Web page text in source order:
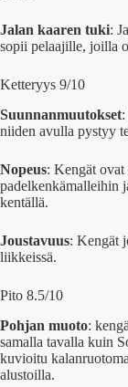
Jalan kaaren tuki:
sopii pelaajille, joilla
Ketteryys 9/10
Suunnanmuutokset
niiden avulla pystyy
Nopeus: Kengät
padelkenkämalleihin
kentällä.
Joustavuus: Kengät
liikkeissä.
Pito 8.5/10
Pohjan muoto:
samalla tavalla kuin
kuvioitu
alustoilla.